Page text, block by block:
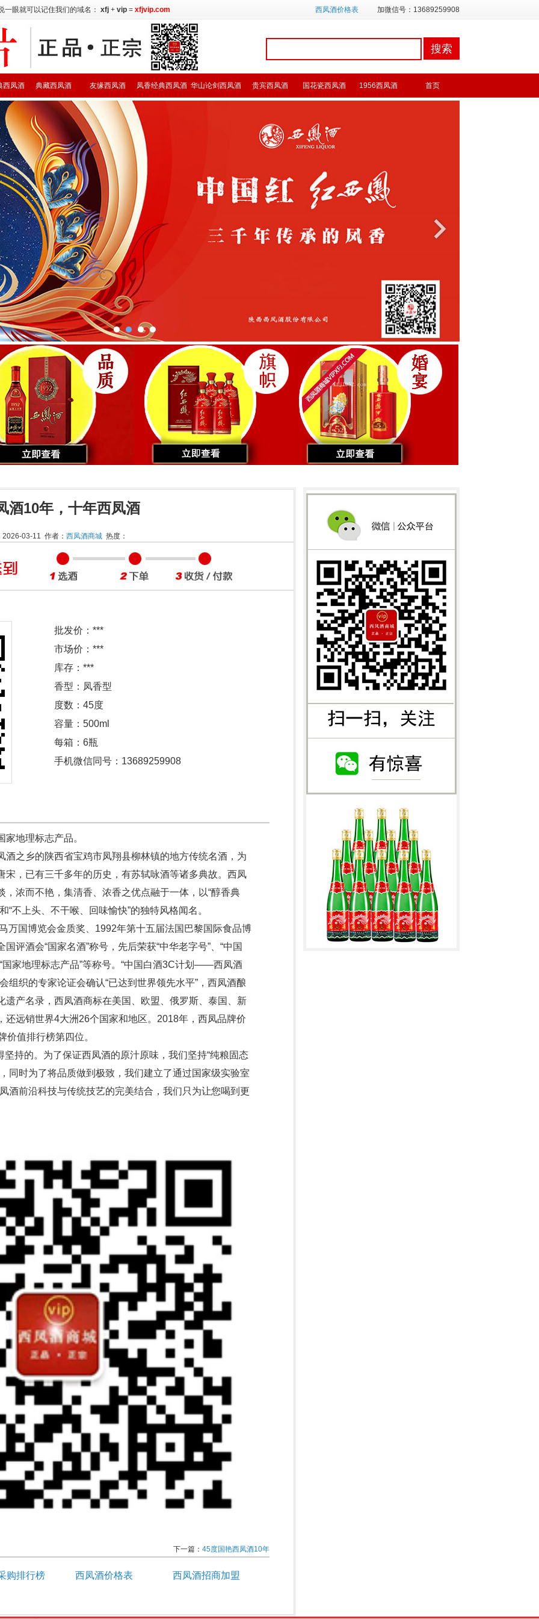
一眼就可以记住我们的域名： xfj + vip = xfjvip.com 西凤酒价格表 加微信号：13689259908
首页
1956西凤酒
国花瓷西凤酒
贵宾西凤酒
华山论剑西凤酒
凤香经典西凤酒
友缘西凤酒
典藏西凤酒
西凤酒
酒10年，十年西凤酒
2026-03-11 作者： 西凤酒商城热度：
批发价： ***
市场价： ***
库存： ***
香型：凤香型
度数：45度
容量：500ml
每箱：6瓶
手机微信同号：13689259908
地理标志产品。
之乡的陕西省宝鸡市凤翔县柳林镇的地方传统名酒，为
宋，已有三千多年的历史，有苏轼咏酒等诸多典故。西凤
浓而不艳，集清香、浓香之优点融于一体，以“醇香典
“不上头、不干喉、回味愉快”的独特风格闻名。
国博览会金质奖、1992年第十五届法国巴黎国际食品博
评酒会“国家名酒”称号，先后荣获“中华老字号”、“中国
国家地理标志产品”等称号。“中国白酒3C计划——西凤酒
组织的专家论证会确认“已达到世界领先水平”，西凤酒酿
遗产名录，西凤酒商标在美国、欧盟、俄罗斯、泰国、新
还远销世界4大洲26个国家和地区。2018年，西凤品牌价
价值排行榜第四位。
持的。为了保证西凤酒的原汁原味，我们坚持“纯粮固态
同时为了将品质做到极致，我们建立了通过国家级实验室
酒前沿科技与传统技艺的完美结合，我们只为让您喝到更
下一篇： 45度国艳西凤酒10年
购排行榜 西凤酒价格表 西凤酒招商加盟